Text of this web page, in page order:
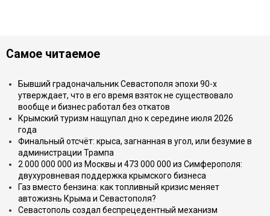
Самое читаемое
Бывший градоначальник Севастополя эпохи 90-х
утверждает, что в его время взяток не существовало
вообще и бизнес работал без откатов
Крымский туризм нащупал дно к середине июля 2026
года
Финальный отсчёт: крыса, загнанная в угол, или безумие в
администрации Трампа
2 000 000 000 из Москвы и 473 000 000 из Симферополя:
двухуровневая поддержка крымского бизнеса
Газ вместо бензина: как топливный кризис меняет
автожизнь Крыма и Севастополя?
Севастополь создал беспрецедентный механизм